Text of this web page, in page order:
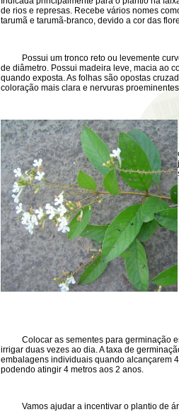
de rios e represas. Recebe vários nomes
tarumã e tarumã-branco, devido a cor das
Possui um tronco reto ou levemente
de diâmetro. Possui madeira leve, macia ao
quando exposta. As folhas são opostas
coloração mais clara e nervuras
Colocar as sementes para germinação
irrigar duas vezes ao dia. A taxa de
embalagens individuais quando alcançarem
podendo atingir 4 metros aos 2 anos.
Vamos ajudar a incentivar o plantio de